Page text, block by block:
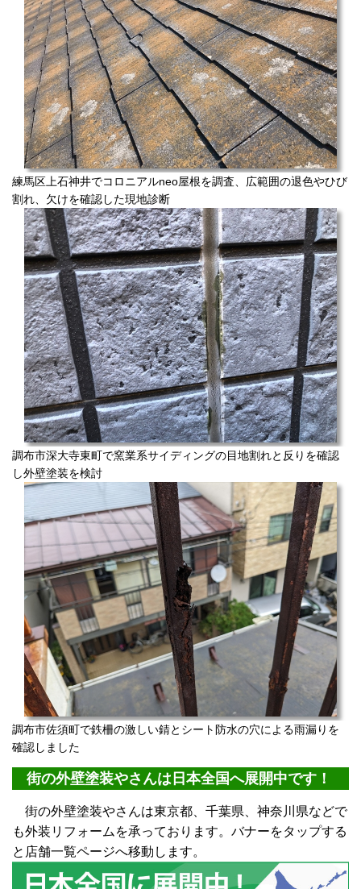
練馬区上石神井でコロニアルneo屋根を調査、広範囲の退色やひび
割れ、欠けを確認した現地診断
調布市深大寺東町で窯業系サイディングの目地割れと反りを確認
し外壁塗装を検討
調布市佐須町で鉄柵の激しい錆とシート防水の穴による雨漏りを
確認しました
街の外壁塗装やさんは日本全国へ展開中です！
街の外壁塗装やさんは東京都、千葉県、神奈川県などで
も外装リフォームを承っております。バナーをタップする
と店舗一覧ページへ移動します。